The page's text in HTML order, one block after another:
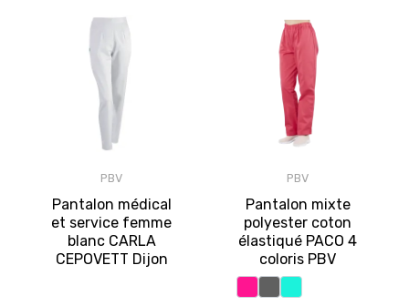
PBV
Pantalon médical
et service femme
blanc CARLA
CEPOVETT Dijon
PBV
Pantalon mixte
polyester coton
élastiqué PACO 4
coloris PBV